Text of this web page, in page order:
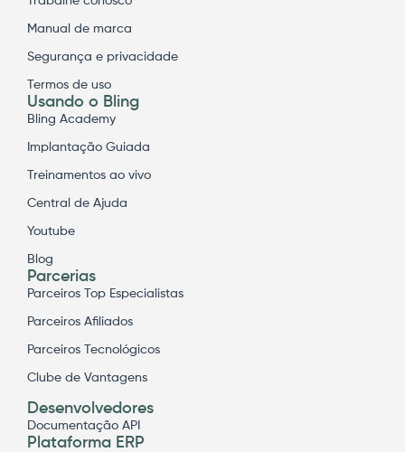
Manual de marca
Segurança e privacidade
Termos de uso
Usando o Bling
Bling Academy
Implantação Guiada
Treinamentos ao vivo
Central de Ajuda
Youtube
Blog
Parcerias
Parceiros Top Especialistas
Parceiros Afiliados
Parceiros Tecnológicos
Clube de Vantagens
Desenvolvedores
Documentação API
Plataforma ERP